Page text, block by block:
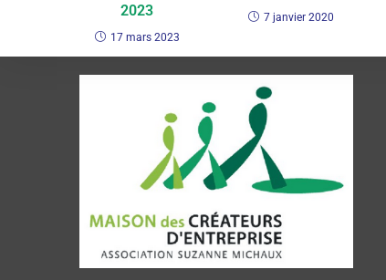
2023
17 mars 2023
7 janvier 2020